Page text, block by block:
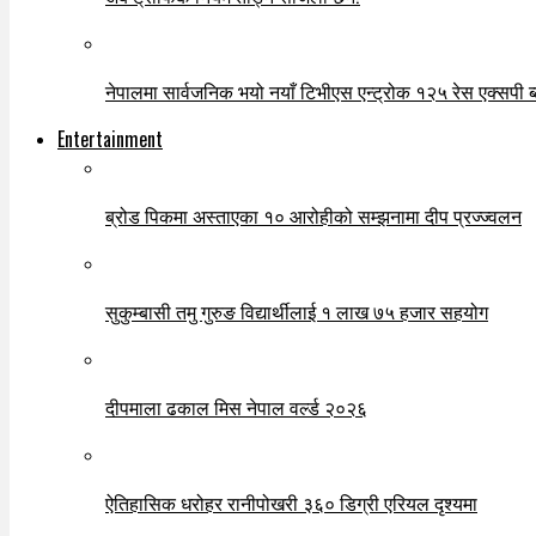
नेपालमा सार्वजनिक भयो नयाँ टिभीएस एन्ट्रोक १२५ रेस एक्सपी
Entertainment
ब्रोड पिकमा अस्ताएका १० आरोहीको सम्झनामा दीप प्रज्ज्वलन
सुकुम्बासी तमु गुरुङ विद्यार्थीलाई १ लाख ७५ हजार सहयोग
दीपमाला ढकाल मिस नेपाल वर्ल्ड २०२६
ऐतिहासिक धरोहर रानीपोखरी ३६० डिग्री एरियल दृश्यमा